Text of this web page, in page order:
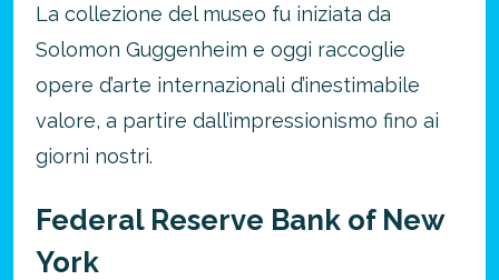
La collezione del museo fu iniziata da
Solomon Guggenheim e oggi raccoglie
opere d’arte internazionali d’inestimabile
valore, a partire dall’impressionismo fino ai
giorni nostri.
Federal Reserve Bank of New
York